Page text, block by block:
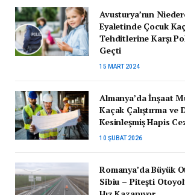
Avusturya’nın
Eyaletinde Çocuk
Tehditlerine Karşı
Geçti
15 MART 2024
Almanya’da İnşaat
Kaçak Çalıştırma ve
Kesinleşmiş Hapis
10 ŞUBAT 2026
Romanya’da Büyük
Sibiu – Pitești